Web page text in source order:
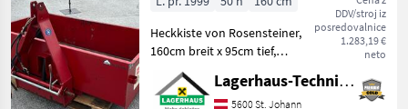
DDV/stroj iz
posredovalnice
1.283,19 €
neto
Heckkiste von Rosensteiner,
160cm breit x 95cm tief,
Wandhöhe: 40cm, hydr.
Kippbar Kaufpreis inkl. 13%
Mwst. Wir bitten telefonisch
Lagerhaus-Technik St. Johann
5600 St. Johann